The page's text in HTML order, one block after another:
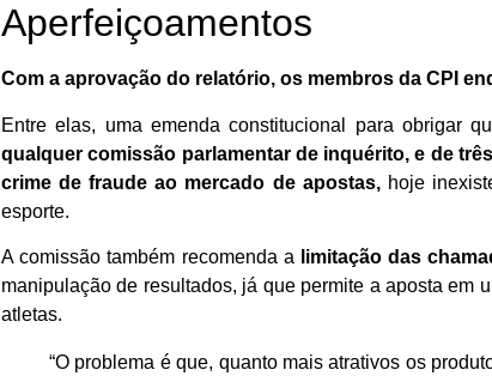
Aperfeiçoamentos
Com a aprovação do relatório, os membros da CPI
Entre elas, uma emenda constitucional para obrigar
qualquer comissão parlamentar de inquérito, e de
crime de fraude ao mercado de apostas, hoje
esporte.
A comissão também recomenda a limitação das
manipulação de resultados, já que permite a aposta em
atletas.
“O problema é que, quanto mais atrativos os